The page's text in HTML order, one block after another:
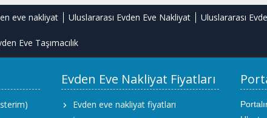
eve nakliyat Uluslararası Evden Eve Nakliyat Uluslararası
Eve Taşımacılık
Evden Eve Nakliyat Fiyatları
Evden eve nakliyat fiyatları